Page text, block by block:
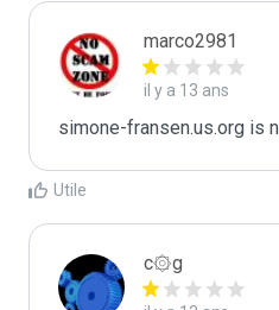
marco2981
il y a 13 ans
simone-fransen.us.org is
Utile
c۞g